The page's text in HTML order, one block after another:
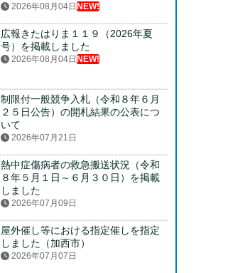
2026年08月04日 NEW!
広報きたはりま１１９（2026年夏
号）を掲載しました
2026年08月04日 NEW!
制限付一般競争入札（令和８年６月
２５日公告）の開札結果の公表につ
いて
2026年07月21日
熱中症傷病者の救急搬送状況（令和
８年５月１日～６月３０日）を掲載
しました
2026年07月09日
屋外催し等における指定催しを指定
しました（加西市）
2026年07月07日